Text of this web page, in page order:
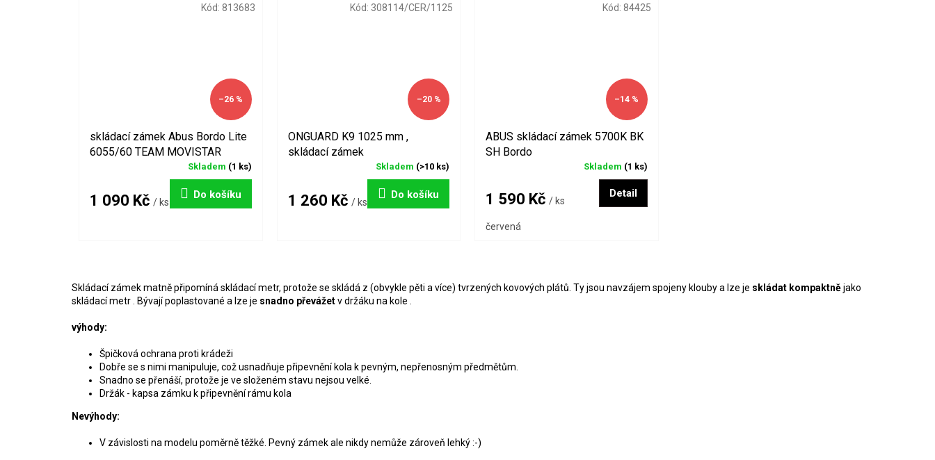
–26 %
skládací zámek Abus Bordo Lite
6055/60 TEAM MOVISTAR
Skladem (1 ks)
1 090 Kč / ks
Do košíku
Kód: 813683
–20 %
ONGUARD K9 1025 mm ,
skládací zámek
Skladem (>10 ks)
1 260 Kč / ks
Do košíku
Kód: 308114/CER/1125
–14 %
ABUS skládací zámek 5700K BK
SH Bordo
Skladem (1 ks)
1 590 Kč / ks
Detail
červená
Kód: 84425
l
p
v
ý
Skládací zámek matně připomíná skládací metr, protože se skládá z (obvykle pěti a více) tvrzených kovových plátů. Ty jsou navzájem spojeny klouby a lze je skládat kompaktnějako
skládací metr. Bývají poplastované a lze je snadno převážetv držáku na kole .
výhody:
Špičková ochrana proti krádeži
Dobře se s nimi manipuluje, což usnadňuje připevnění kola k pevným, nepřenosným předmětům.
Snadno se přenáší, protože je ve složeném stavu nejsou velké.
Držák - kapsa zámku k připevnění rámu kola
Nevýhody:
V závislosti na modelu poměrně těžké. Pevný zámek ale nikdy nemůže zároveň lehký :-)